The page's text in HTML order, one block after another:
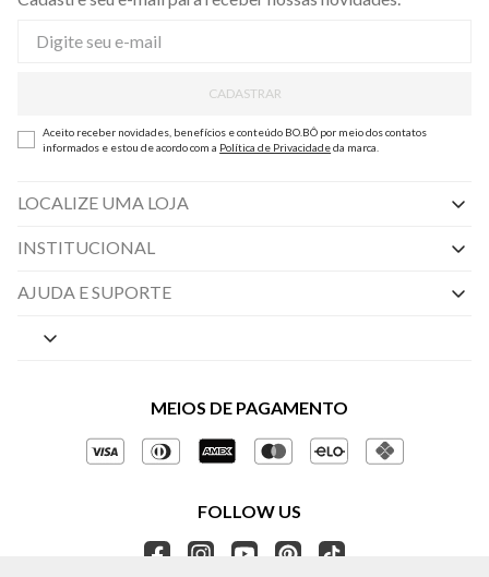
CADASTRAR
Aceito receber novidades, benefícios e conteúdo BO.BÔ por meio dos contatos
informados e estou de acordo com a Política de Privacidadeda marca.
LOCALIZE UMA LOJA
INSTITUCIONAL
Nossas Lojas
Políticas de Privacidade
Gestão de Privacidade
Ética e Sustentabilidade
Seja um Revendedor
AJUDA E SUPORTE
Central de Preferências
Perguntas frequentes
Regulamentos e Promoções
MEIOS DE PAGAMENTO
FOLLOW US